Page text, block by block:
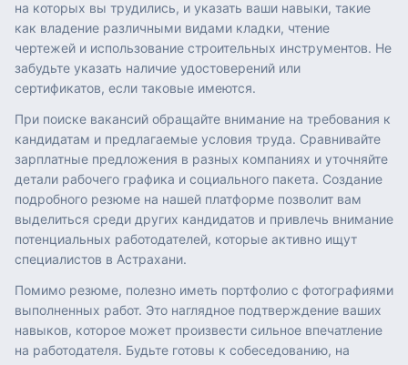
на которых вы трудились, и указать ваши навыки, такие
как владение различными видами кладки, чтение
чертежей и использование строительных инструментов. Не
забудьте указать наличие удостоверений или
сертификатов, если таковые имеются.
При поиске вакансий обращайте внимание на требования к
кандидатам и предлагаемые условия труда. Сравнивайте
зарплатные предложения в разных компаниях и уточняйте
детали рабочего графика и социального пакета. Создание
подробного резюме на нашей платформе позволит вам
выделиться среди других кандидатов и привлечь внимание
потенциальных работодателей, которые активно ищут
специалистов в Астрахани.
Помимо резюме, полезно иметь портфолио с фотографиями
выполненных работ. Это наглядное подтверждение ваших
навыков, которое может произвести сильное впечатление
на работодателя. Будьте готовы к собеседованию, на